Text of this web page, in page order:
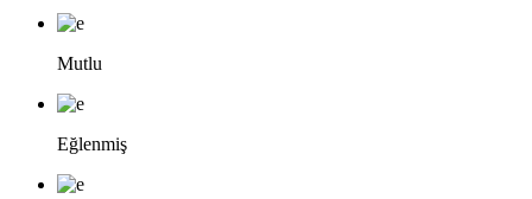
Mutlu
Eğlenmiş